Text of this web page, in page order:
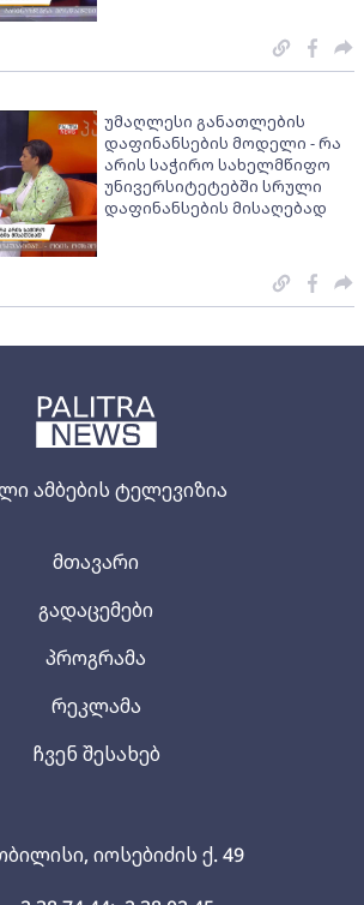
ამბების ტელევიზია
იოსებიძის ქ. 49
მთავარი
გადაცემები
პროგრამა
რეკლამა
ჩვენ შესახებ
უმაღლესი განათლების
დაფინანსების მოდელი - რა
არის საჭირო სახელმწიფო
უნივერსიტეტებში სრული
დაფინანსების მისაღებად